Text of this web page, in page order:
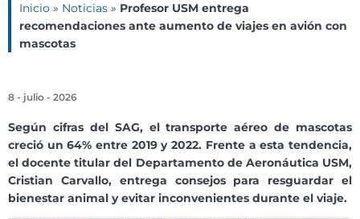
Inicio » Noticias » Profesor USM entrega
recomendaciones ante aumento de viajes en avión con
mascotas
8 - julio - 2026
Según cifras del SAG, el transporte aéreo de mascotas
creció un 64% entre 2019 y 2022. Frente a esta tendencia,
el docente titular del Departamento de Aeronáutica USM,
Cristian Carvallo, entrega consejos para resguardar el
bienestar animal y evitar inconvenientes durante el viaje.